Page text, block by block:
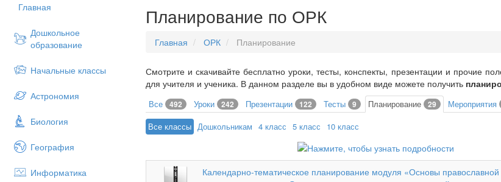
Главная
Дошкольное
образование
Начальные классы
Астрономия
Биология
География
Информатика
Планирование по ОРК
Главная ОРК Планирование
Смотрите и скачивайте бесплатно уроки, тесты, конспекты, презентации и прочие
для учителя и ученика. В данном разделе вы в удобном виде можете получить
Все 492 Уроки 242 Презентации 122 Тесты 9 Планирование 29 Мероприятия
Все классы Дошкольникам 4 класс 5 класс 10 класс
Календарно-тематическое планирование модуля «Основы православной